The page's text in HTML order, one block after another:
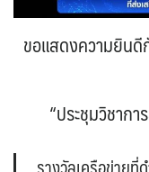
ขอแสดงความยินดี
“ประชุมวิชาก